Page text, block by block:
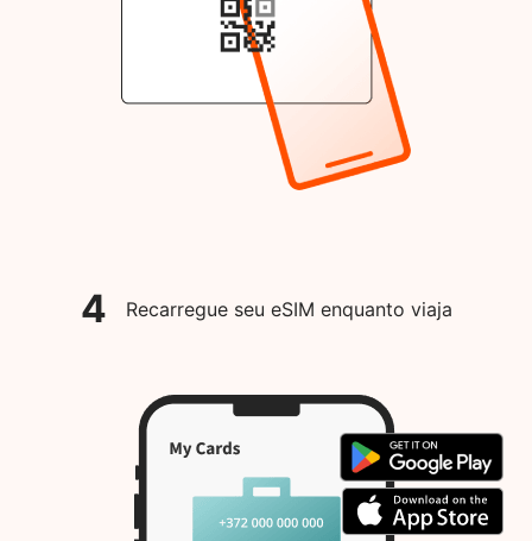
4 Recarregue seu eSIM enquanto viaja